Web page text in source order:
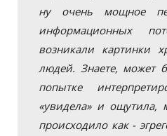
ну очень мощное
информационных
возникали картинки
людей. Знаете, может
попытке
«увидела» и ощутила,
происходило как -